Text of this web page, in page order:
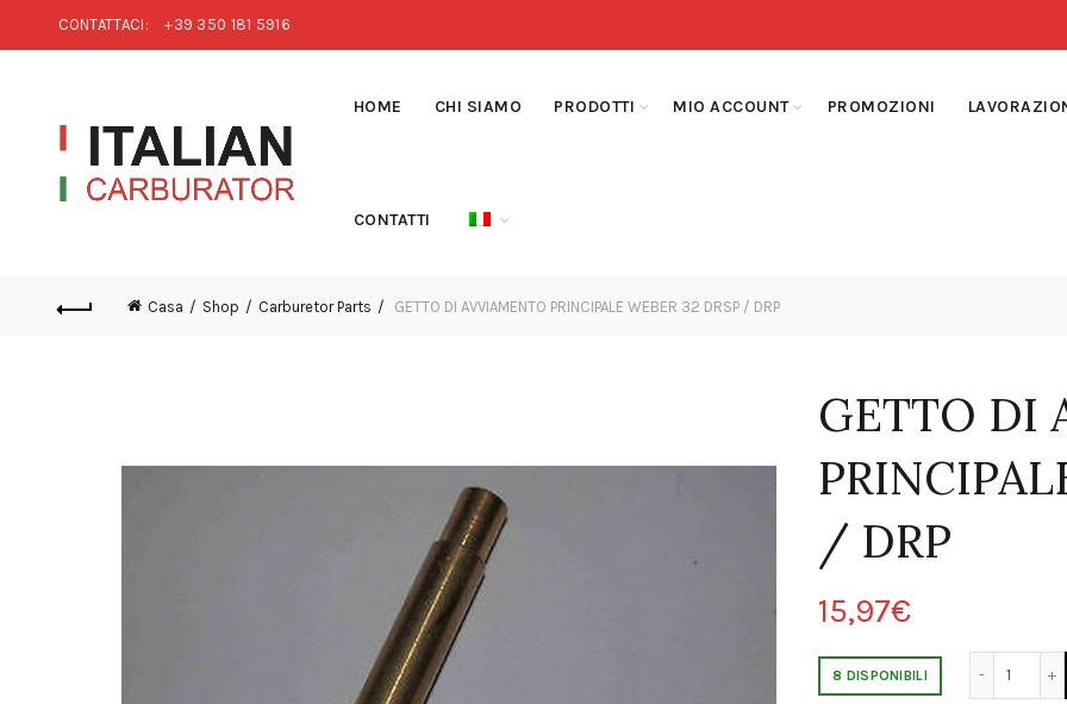
CONTATTACI: +39 350 181 5916
HOME CHI SIAMO PRODOTTI MIO ACCOUNT PROMOZIONI
CONTATTI
Casa Shop Carburetor Parts GETTO DI AVVIAMENTO PRINCIPALE WEBER 32 DRSP / DRP
GETTO DI
/ DRP
15,97€
8 DISPONIBILI
GETTO DI AVVIAMENTO PRINCIPALE